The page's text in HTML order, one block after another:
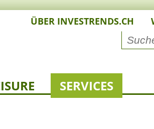
ÜBER INVESTRENDS.CH
SERVICES